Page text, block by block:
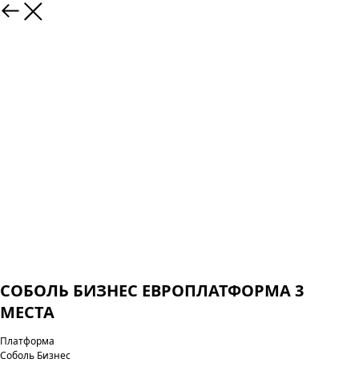
СОБОЛЬ БИЗНЕС ЕВРОПЛАТФОРМА 3
МЕСТА
Платформа
Соболь Бизнес